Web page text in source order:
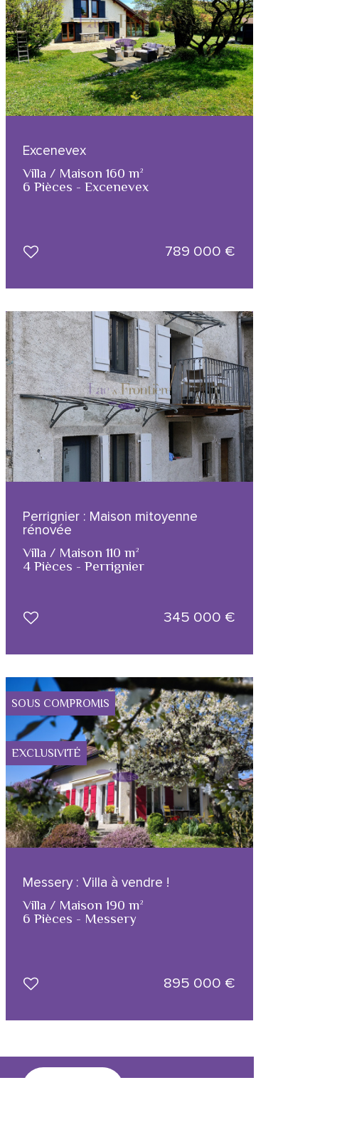
Excenevex
Villa / Maison 160 m²
6 Pièces - Excenevex
789 000 €
Perrignier : Maison mitoyenne
rénovée
Villa / Maison 110 m²
4 Pièces - Perrignier
345 000 €
SOUS COMPROMIS
EXCLUSIVITÉ
Messery : Villa à vendre !
Villa / Maison 190 m²
6 Pièces - Messery
895 000 €